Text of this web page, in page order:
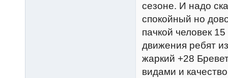
сезоне. И надо
спокойный но
пачкой человек
движения ребят
жаркий +28
видами и